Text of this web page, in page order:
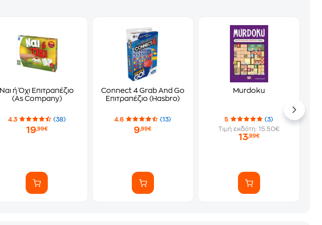
Ναι ή Όχι Επιτραπέζιο
(As Company)
4.3 (38)
19,99€
Connect 4 Grab And Go
Επιτραπέζιο (Hasbro)
4.6 (13)
9,99€
Murdoku
5
(3)
Τιμή εκδότη: 15.50€
13,99€